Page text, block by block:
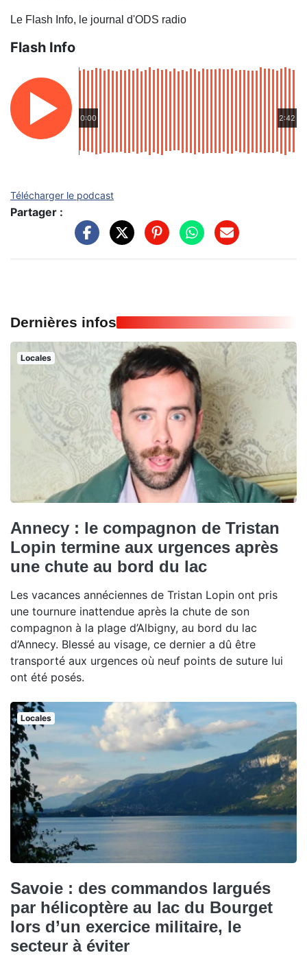
Le Flash Info, le journal d'ODS radio
Flash Info
0:00 2:42
Télécharger le podcast
Partager :
Dernières infos
Locales
Annecy : le compagnon de Tristan
Lopin termine aux urgences après
une chute au bord du lac
Les vacances annéciennes de Tristan Lopin ont pris
une tournure inattendue après la chute de son
compagnon à la plage d’Albigny, au bord du lac
d’Annecy. Blessé au visage, ce dernier a dû être
transporté aux urgences où neuf points de suture lui
ont été posés.
Locales
Savoie : des commandos largués
par hélicoptère au lac du Bourget
lors d’un exercice militaire, le
secteur à éviter